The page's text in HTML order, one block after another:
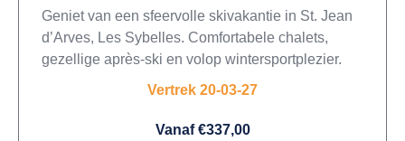
Geniet van een sfeervolle skivakantie in St. Jean
d’Arves, Les Sybelles. Comfortabele chalets,
gezellige après-ski en volop wintersportplezier.
Vertrek 20-03-27
Vanaf €337,00